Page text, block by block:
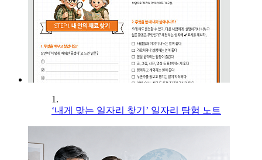
1.
‘내게 맞는 일자리 찾기’ 일자리 탐험 노트